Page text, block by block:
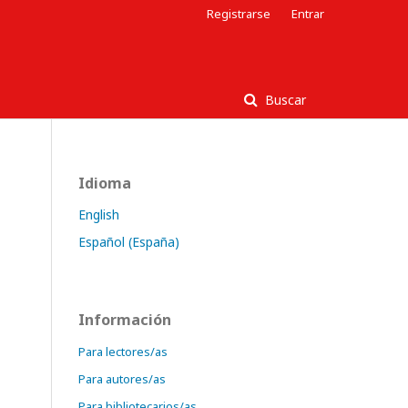
Buscar
Registrarse Entrar
Idioma
English
Español (España)
Información
Para lectores/as
Para autores/as